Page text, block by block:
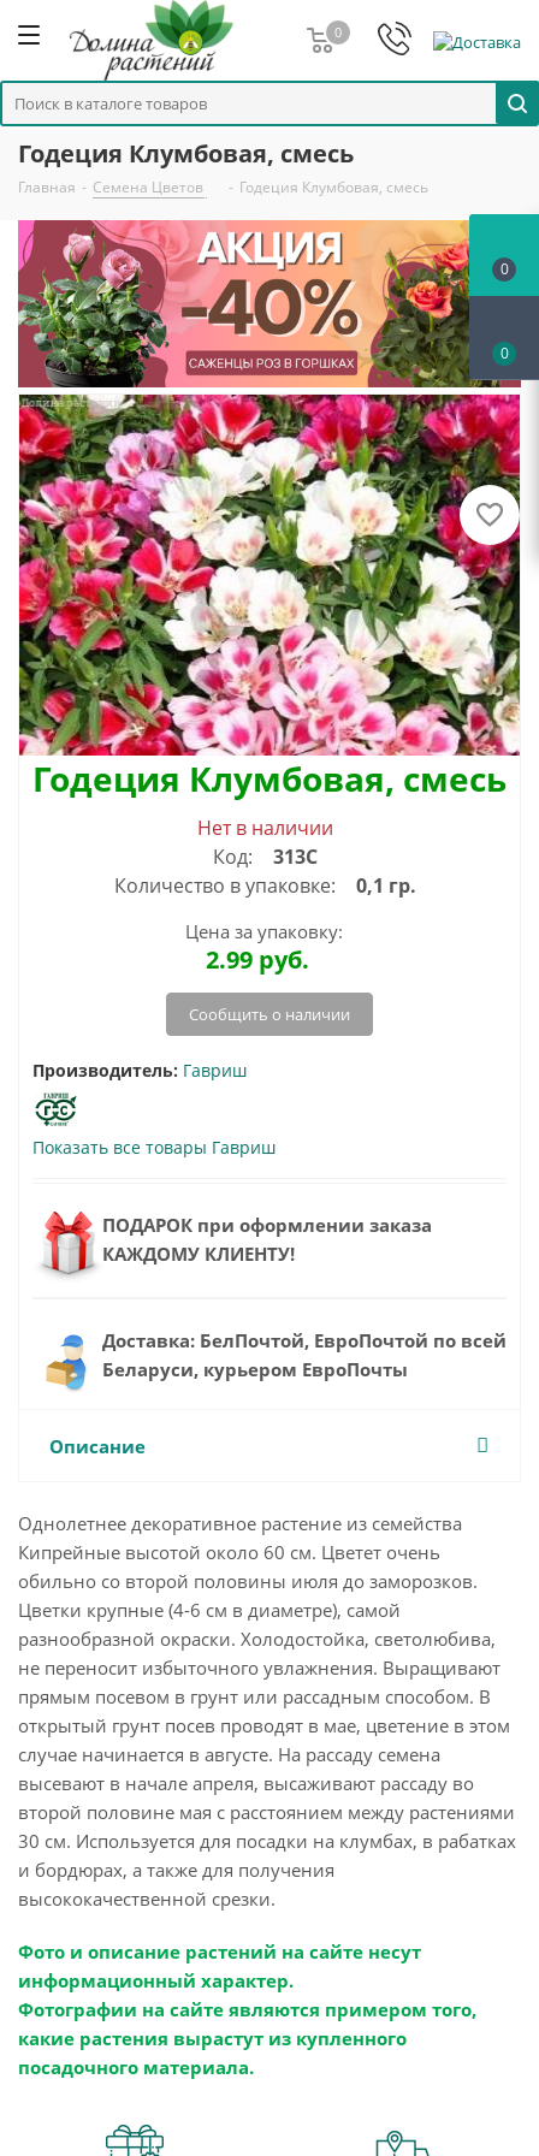
0
Годеция Клумбовая, смесь
Главная - Семена Цветов - Годеция Клумбовая, смесь
Годеция Клумбовая, смесь
Нет в наличии
Код:
313С
Количество в упаковке:
0,1 гр.
Цена за упаковку:
2.99 руб.
Сообщить о наличии
Производитель: Гавриш
Показать все товары Гавриш
ПОДАРОК при оформлении заказа
КАЖДОМУ КЛИЕНТУ!
Доставка: БелПочтой, ЕвроПочтой по всей
Беларуси, курьером ЕвроПочты
Описание
Однолетнее декоративное растение из семейства
Кипрейные высотой около 60 см. Цветет очень
обильно со второй половины июля до заморозков.
Цветки крупные (4-6 см в диаметре), самой
разнообразной окраски. Холодостойка, светолюбива,
не переносит избыточного увлажнения. Выращивают
прямым посевом в грунт или рассадным способом. В
открытый грунт посев проводят в мае, цветение в этом
случае начинается в августе. На рассаду семена
высевают в начале апреля, высаживают рассаду во
второй половине мая с расстоянием между растениями
30 см. Используется для посадки на клумбах, в рабатках
и бордюрах, а также для получения
высококачественной срезки.
Фото и описание растений на сайте несут
информационный характер.
Фотографии на сайте являются примером того,
какие растения вырастут из купленного
посадочного материала.
0
0